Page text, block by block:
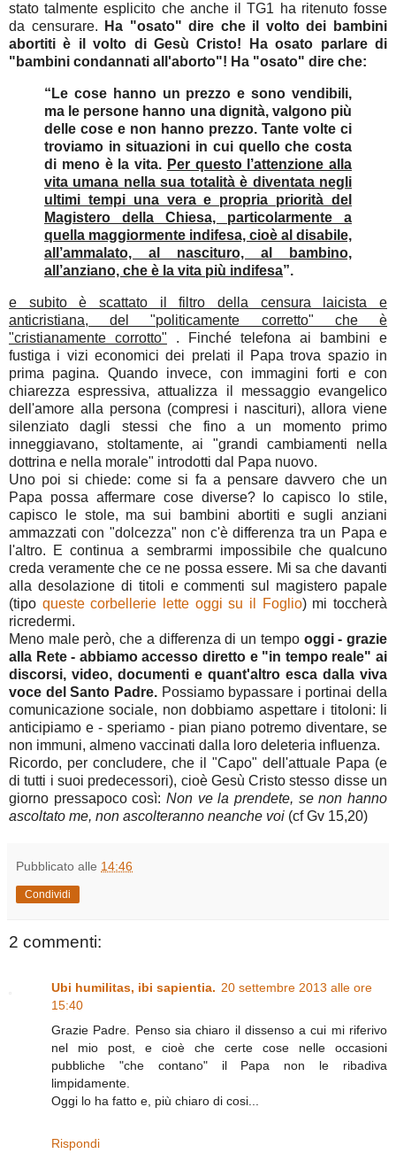
stato talmente esplicito che anche il TG1 ha ritenuto fosse
da censurare.
Ha "osato" dire che il volto dei bambini
abortiti è il volto di Gesù Cristo! Ha osato parlare di
"bambini condannati all'aborto"! Ha "osato" dire che:
“Le cose hanno un prezzo e sono vendibili,
ma le persone hanno una dignità, valgono più
delle cose e non hanno prezzo. Tante volte ci
troviamo in situazioni in cui quello che costa
di meno è la vita. Per questo l’attenzione alla
vita umana nella sua totalità è diventata negli
ultimi tempi una vera e propria priorità del
Magistero della Chiesa, particolarmente a
quella maggiormente indifesa, cioè al disabile,
all’ammalato, al nascituro, al bambino,
all’anziano, che è la vita più indifesa”.
e subito è scattato il filtro della censura laicista e
anticristiana, del "politicamente corretto" che è
"cristianamente corrotto" . Finché telefona ai bambini e
fustiga i vizi economici dei prelati il Papa trova spazio in
prima pagina. Quando invece, con immagini forti e con
chiarezza espressiva, attualizza il messaggio evangelico
dell'amore alla persona (compresi i nascituri), allora viene
silenziato dagli stessi che fino a un momento primo
inneggiavano, stoltamente, ai "grandi cambiamenti nella
dottrina e nella morale" introdotti dal Papa nuovo.
Uno poi si chiede: come si fa a pensare davvero che un
Papa possa affermare cose diverse? Io capisco lo stile,
capisco le stole, ma sui bambini abortiti e sugli anziani
ammazzati con "dolcezza" non c'è differenza tra un Papa e
l'altro. E continua a sembrarmi impossibile che qualcuno
creda veramente che ce ne possa essere. Mi sa che davanti
alla desolazione di titoli e commenti sul magistero papale
(tipo queste corbellerie lette oggi su il Foglio) mi toccherà
ricredermi.
Meno male però, che a differenza di un tempo oggi - grazie
alla Rete - abbiamo accesso diretto e "in tempo reale" ai
discorsi, video, documenti e quant'altro esca dalla viva
voce del Santo Padre.Possiamo bypassare i portinai della
comunicazione sociale, non dobbiamo aspettare i titoloni: li
anticipiamo e - speriamo - pian piano potremo diventare, se
non immuni, almeno vaccinati dalla loro deleteria influenza.
Ricordo, per concludere, che il "Capo" dell'attuale Papa (e
di tutti i suoi predecessori), cioè Gesù Cristo stesso disse un
giorno pressapoco così: Non ve la prendete, se non hanno
ascoltato me, non ascolteranno neanche voi (cf Gv 15,20)
Pubblicato alle 14:46
Condividi
2 commenti:
Ubi humilitas, ibi sapientia. 20 settembre 2013 alle ore
15:40
Grazie Padre. Penso sia chiaro il dissenso a cui mi riferivo
nel mio post, e cioè che certe cose nelle occasioni
pubbliche "che contano" il Papa non le ribadiva
limpidamente.
Oggi lo ha fatto e, più chiaro di cosi...
Rispondi